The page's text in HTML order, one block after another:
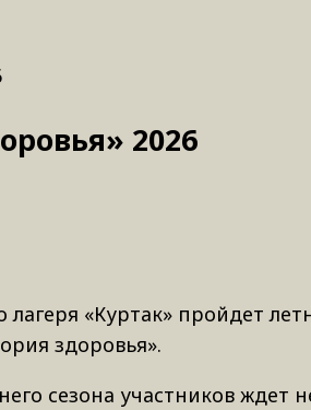
2026
«Куртак» пройдет
здоровья».
сезона участников ждет